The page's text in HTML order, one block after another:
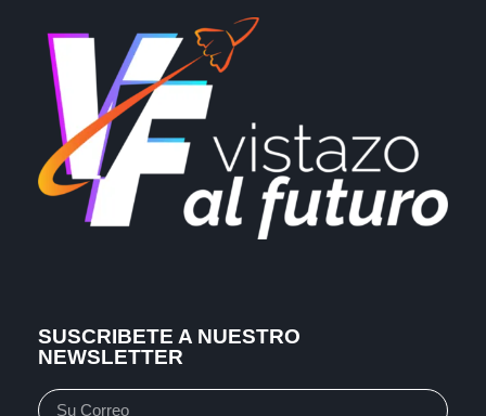
SUSCRIBETE A NUESTRO
NEWSLETTER